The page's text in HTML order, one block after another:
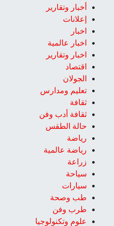
أخبار وتقارير
إعلانات
اخبار
اخبار عالمية
اخبار وتقارير
اقتصاد
الجولان
تعليم ومدارس
ثقافة
ثقافة أدب وفن
حالة الطقس
رياضة
رياضة عالمية
زراعة
سياحة
سيارات
طب وصحة
طرب وفن
علوم وتكنولوجيا